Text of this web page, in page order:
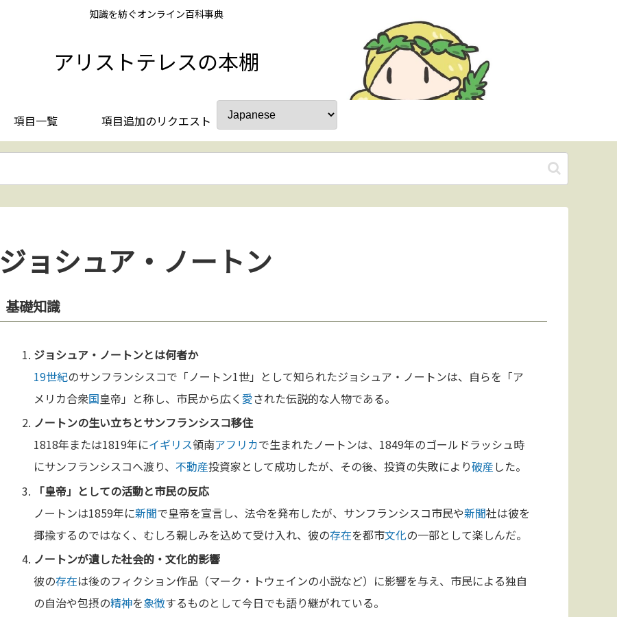
知識を紡ぐオンライン百科事典
アリストテレスの本棚
項目一覧 項目追加のリクエスト
ジョシュア・ノートン
基礎知識
ジョシュア・ノートンとは何者か
19世紀のサンフランシスコで「ノートン1世」として知られたジョシュア・ノートンは、自らを「ア
メリカ合衆国皇帝」と称し、市民から広く 愛された伝説的な人物である。
ノートンの生い立ちとサンフランシスコ移住
1818年または1819年にイギリス領南アフリカで生まれたノートンは、1849年のゴールドラッシュ時
にサンフランシスコへ渡り、 不動産投資家として成功したが、その後、投資の失敗により破産した。
「皇帝」としての活動と市民の反応
ノートンは1859年に新聞で皇帝を宣言し、法令を発布したが、サンフランシスコ市民や新聞社は彼を
揶揄するのではなく、むしろ親しみを込めて受け入れ、彼の存在を都市文化の一部として楽しんだ。
ノートンが遺した社会的・文化的影響
彼の存在は後のフィクション作品（マーク・トウェインの小説など）に影響を与え、市民による独自
の自治や包摂の精神を象徴するものとして今日でも語り継がれている。